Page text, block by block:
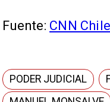
Fuente: CNN
PODER JUDICIAL